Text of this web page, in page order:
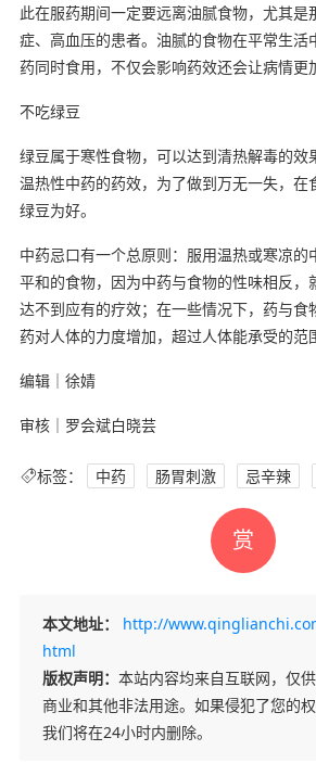
此在服药期间一定要远离油腻食物，尤其是
症、高血压的患者。油腻的食物在平常生活
药同时食用，不仅会影响药效还会让病情更
不吃绿豆
绿豆属于寒性食物，可以达到清热解毒的效
温热性中药的药效，为了做到万无一失，在
绿豆为好。
中药忌口有一个总原则：服用温热或寒凉的
平和的食物，因为中药与食物的性味相反，
达不到应有的疗效；在一些情况下，药与食
药对人体的力度增加，超过人体能承受的范
编辑｜徐婧
审核｜罗会斌白晓芸
标签： 中药 肠胃刺激 忌辛辣
赏
本文地址：
http://
html
版权声明： 本站内容均来自互联网，仅
商业和其他非法用途。如果侵犯了您的权
我们将在24小时内删除。